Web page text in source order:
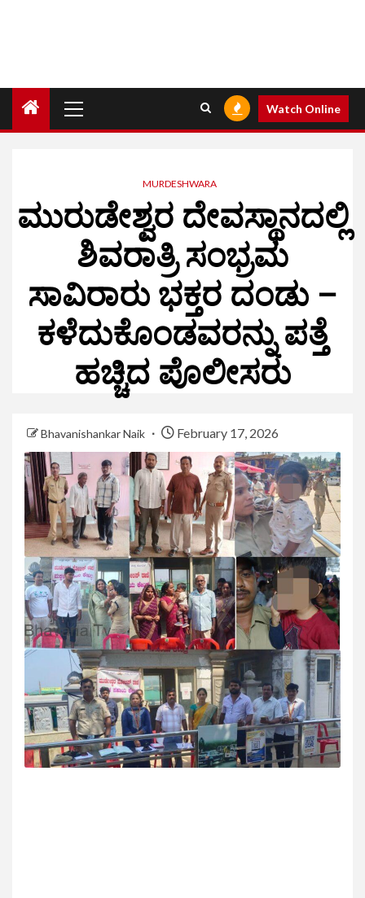
Watch Online
MURDESHWARA
ಮುರುಡೇಶ್ವರ ದೇವಸ್ಥಾನದಲ್ಲಿ
ಶಿವರಾತ್ರಿ ಸಂಭ್ರಮ
ಸಾವಿರಾರು ಭಕ್ತರ ದಂಡು –
ಕಳೆದುಕೊಂಡವರನ್ನು ಪತ್ತೆ
ಹಚ್ಚಿದ ಪೊಲೀಸರು
Bhavanishankar Naik February 17, 2026